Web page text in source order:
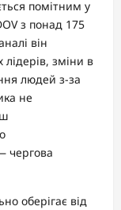
помітним у
з понад 175
він
лідерів, зміни в
людей з-за
не
чергова
оберігає від